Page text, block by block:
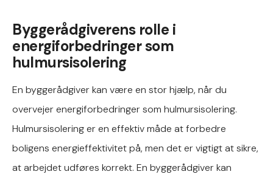
Byggerådgiverens rolle i
energiforbedringer som
hulmursisolering
En byggerådgiver kan være en stor hjælp, når du
overvejer energiforbedringer som hulmursisolering.
Hulmursisolering er en effektiv måde at forbedre
boligens energieffektivitet på, men det er vigtigt at sikre,
at arbejdet udføres korrekt. En byggerådgiver kan